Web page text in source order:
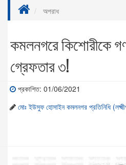
অপরাধ
কমলনগরে কিশোরীকে
গ্রেফতার ৩!
প্রকাশিত: 01/06/2021
মোঃ ইউসুফ হোসাইন কমলনগর প্রতিনিধি